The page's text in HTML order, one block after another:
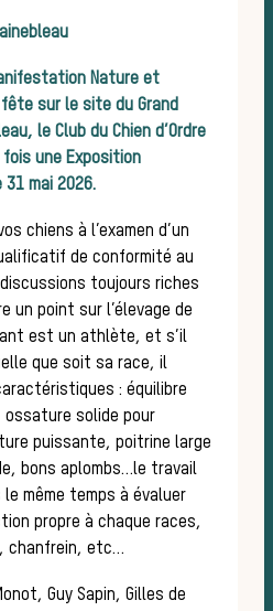
Nature et
sur le site du Grand
le Club du Chien d’Ordre
une Exposition
31 mai 2026.
chiens à l’examen d’un
de conformité au
toujours riches
un point sur l’élevage de
est un athlète, et s’il
que soit sa race, il
: équilibre
solide pour
puissante, poitrine large
bons aplombs…le travail
même temps à évaluer
propre à chaque races,
chanfrein, etc…
Guy Sapin, Gilles de